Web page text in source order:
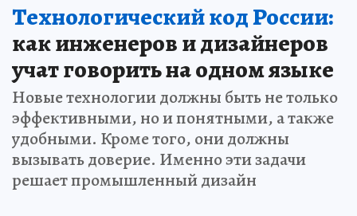
Технологический код России:
как инженеров и дизайнеров
учат говорить на одном языке
Новые технологии должны быть не только
эффективными, но и понятными, а также
удобными. Кроме того, они должны
вызывать доверие. Именно эти задачи
решает промышленный дизайн